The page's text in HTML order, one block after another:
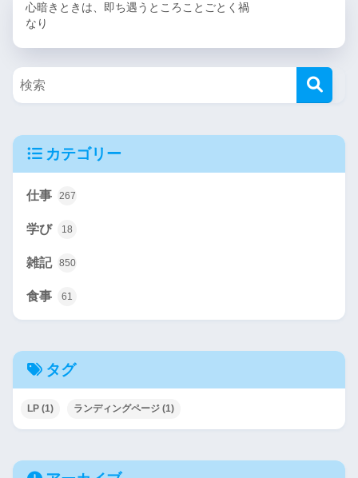
心暗きときは、即ち遇うところことごとく禍
なり
カテゴリー
仕事 267
学び 18
雑記 850
食事 61
タグ
LP (1) ランディングページ (1)